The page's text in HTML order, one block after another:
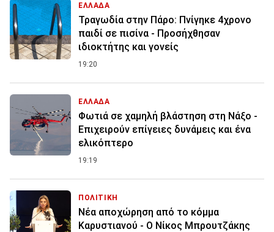
ΕΛΛΑΔΑ
Τραγωδία στην Πάρο: Πνίγηκε 4χρονο
παιδί σε πισίνα - Προσήχθησαν
ιδιοκτήτης και γονείς
19:20
ΕΛΛΑΔΑ
Φωτιά σε χαμηλή βλάστηση στη Νάξο -
Επιχειρούν επίγειες δυνάμεις και ένα
ελικόπτερο
19:19
ΠΟΛΙΤΙΚΗ
Νέα αποχώρηση από το κόμμα
Καρυστιανού - Ο Νίκος Μπρουτζάκης